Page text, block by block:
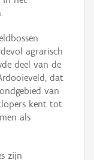
agrarisch
deel van de
dat
van
kent tot
als
zijn